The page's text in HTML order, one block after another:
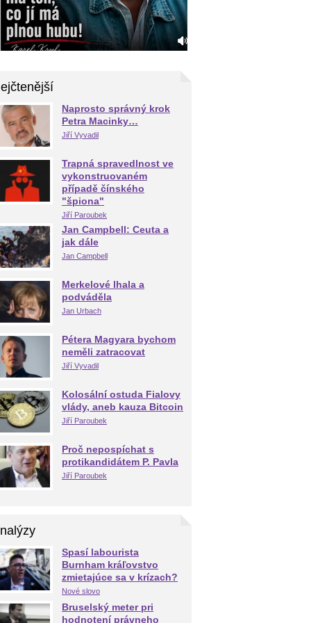
Naprosto správný krok
Petra Macinky…
Jiří Vyvadil
Trapná spravedlnost ve
vykonstruovaném
případě čínského
"špiona"
Jiří Paroubek
Jan Campbell: Ceuta a
jak dále
Jan Campbell
Merkelové lhala a
podváděla
Jan Urbach
Pétera Magyara bychom
neměli zatracovat
Jiří Vyvadil
Kolosální ostuda Fialovy
vlády, aneb kauza Bitcoin
Jiří Paroubek
Proč nepospíchat s
protikandidátem P. Pavla
Jiří Paroubek
Spasí labourista
Burnham kráľovstvo
zmietajúce sa v krízach?
Nové slovo
Bruselský meter pri
hodnotení právneho